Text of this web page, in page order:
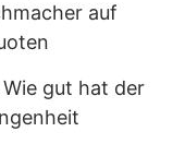
auf
Wie gut hat der